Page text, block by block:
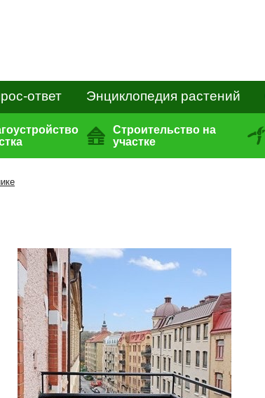
ответ Энциклопедия растений
Строительство на
участке